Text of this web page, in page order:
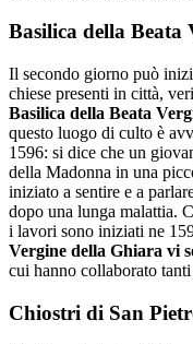
Basilica della Beata
Il secondo giorno può
chiese presenti in città,
Basilica della Beata
questo luogo di culto è
1596: si dice che un
della Madonna in una
iniziato a sentire e a
dopo una lunga malattia.
i lavori sono iniziati ne
Vergine della Ghiara vi
cui hanno collaborato
Chiostri di San